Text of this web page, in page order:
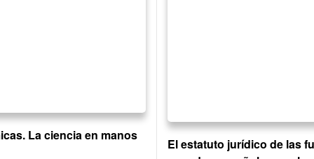
La ciencia en manos
El estatuto jurídico de las